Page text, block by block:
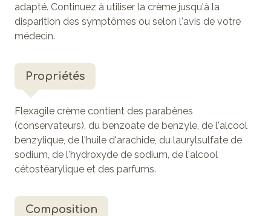
adapté. Continuez à utiliser la crème jusqu'à la
disparition des symptômes ou selon l'avis de votre
médecin.
Propriétés
Flexagile crème contient des parabènes
(conservateurs), du benzoate de benzyle, de l'alcool
benzylique, de l'huile d'arachide, du laurylsulfate de
sodium, de l'hydroxyde de sodium, de l'alcool
cétostéarylique et des parfums.
Composition